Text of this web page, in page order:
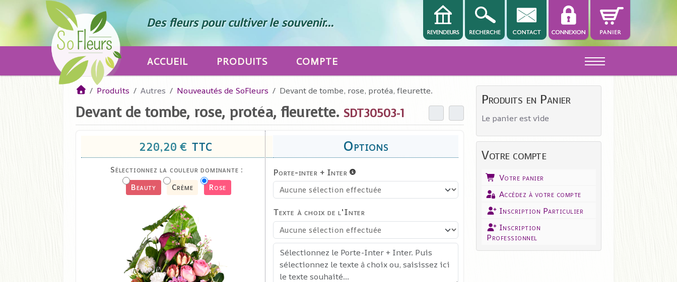
Des fleurs pour cultiver le souvenir...
ACCUEIL PRODUITS COMPTE Off-Canvas Toggle
Produits Autres Nouveautés de SoFleurs Devant de tombe, rose, protéa, fleurette.
Devant de tombe, rose, protéa, fleurette. SDT30503-1
220,20 € TTC
Sélectionnez la couleur dominante :
Beauty
Crème Rose
Porte-inter + Inter
Texte à choix de l'Inter
Produits en Panier
Le panier est vide
Votre compte
Votre panier
Accèdez à votre compte
Inscription Particulier
Inscription
Professionnel